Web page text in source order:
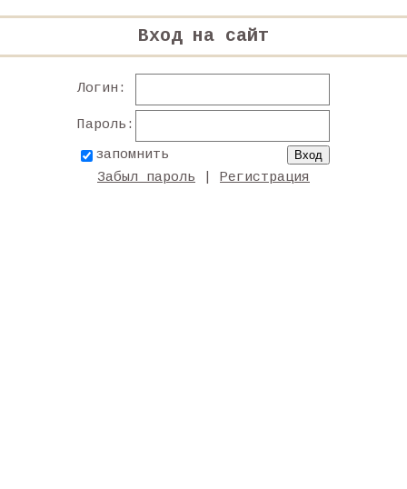
Вход на сайт
Логин:
Пароль:
запомнить
Забыл пароль
Регистрация